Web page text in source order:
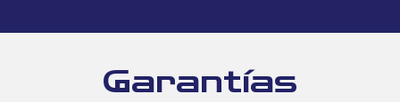
Garantías